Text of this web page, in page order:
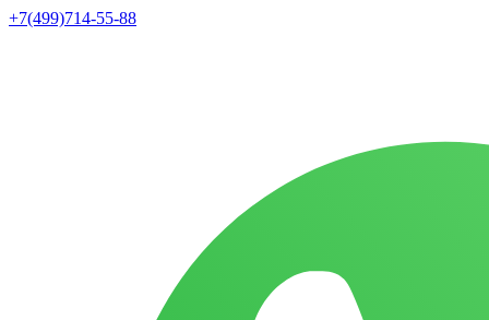
+7(499)714-55-88